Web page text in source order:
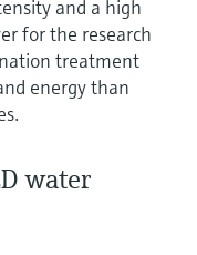
and a high
for the research
treatment
energy than
water